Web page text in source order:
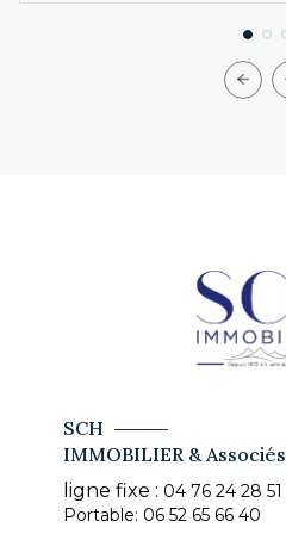
SCH
IMMOBILIER & Associés
ligne fixe : 04 76 24 28 51
Portable: 06 52 65 66 40